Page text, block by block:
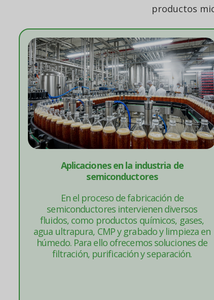
productos
Aplicaciones en la industria de
semiconductores
En el proceso de fabricación de
semiconductores intervienen diversos
fluidos, como productos químicos, gases,
agua ultrapura, CMP y grabado y limpieza en
húmedo. Para ello ofrecemos soluciones de
filtración, purificación y separación.